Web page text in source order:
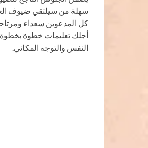
سهلة من سيلتقي ضيوف
أجلك تعليمات خطوة
النفس والتوجه المكاني.